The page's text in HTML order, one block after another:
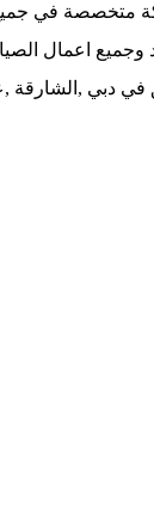
متخصصة في
وجميع اعمال
في دبي ,الشارقة